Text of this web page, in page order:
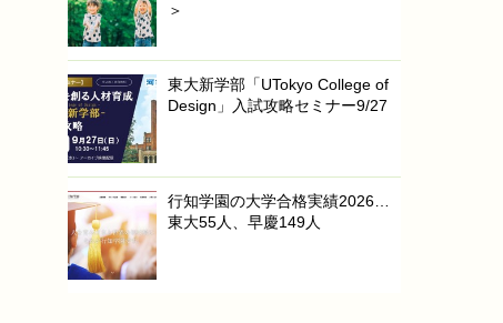
＞
東大新学部「UTokyo College of
Design」入試攻略セミナー9/27
行知学園の大学合格実績2026…
東大55人、早慶149人